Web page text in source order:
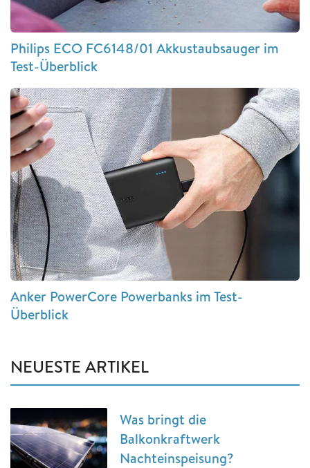
Philips ECO FC6148/01 Akkustaubsauger im
Test-Überblick
Anker PowerCore Powerbanks im Test-
Überblick
NEUESTE ARTIKEL
Was bringt die
Balkonkraftwerk
Nachteinspeisung?